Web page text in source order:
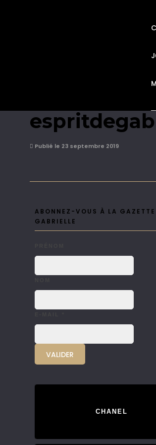
Publié le 23 septembre 2019
ABONNEZ-VOUS À LA GAZETTE
GABRIELLE
CHANEL